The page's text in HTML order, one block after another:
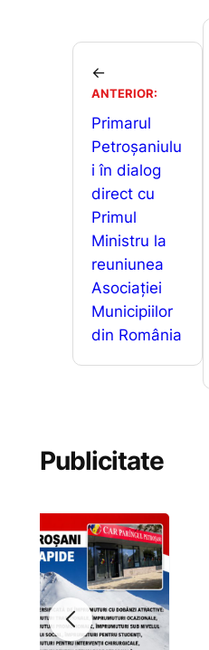
b
o
k
je
a
z
ă
←
ANTERIOR:
Primarul
Petroșaniulu
i în dialog
direct cu
Primul
Ministru la
reuniunea
Asociației
Municipiilor
din România
Publicitate